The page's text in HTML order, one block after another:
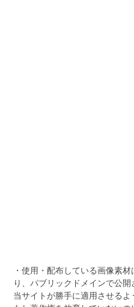
・使用・配布している画像素
り、パブリックドメインで公開
当サイトが勝手に適用させるよ